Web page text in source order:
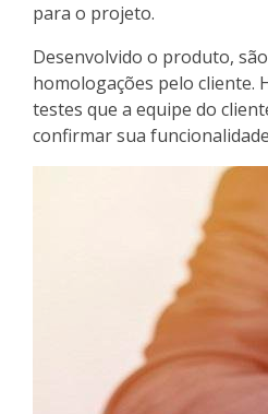
para o projeto.
Desenvolvido o produto,
homologações pelo cliente.
testes que a equipe do
confirmar sua